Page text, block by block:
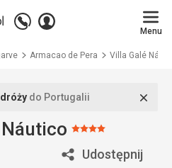
Zadzwoń
+48
771
Zaloguj
Menu
Armacao de Pera Villa Galé
do Portugalii
Ocena:
4/5
Udostępnij